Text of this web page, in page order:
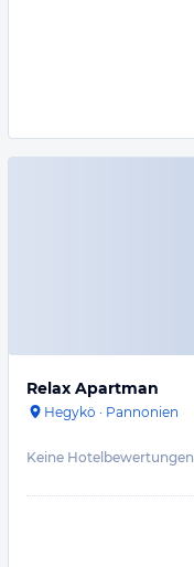
Relax Apartman
Hegykö · Pannonien
Keine Hotelbewertungen